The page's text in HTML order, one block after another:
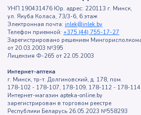
УНП 190431476 Юр. адрес: 220113 г. Минск,
ул. Якуба Коласа, 73/3-6, 6 этаж
Электронная почта: inlek@inlek.by
Телефон приемной: +375 (44) 755-17-27
Зарегистрировано решением
от 20.03.2003 №395
Лицензия Ф-265 от 22.05.2003
Интернет-аптека
г. Минск, тр-т. Долгиновский, д. 178, пом.
178-102 - 178-107, 178-109, 178-112 - 178-114
Интернет-магазин apteka-online.by
зарегистрирован в торговом реестре
Республики Беларусь 26.05.2023 №558293